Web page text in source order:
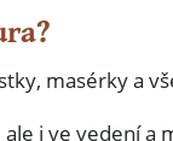
masérky a
i ve vedení a